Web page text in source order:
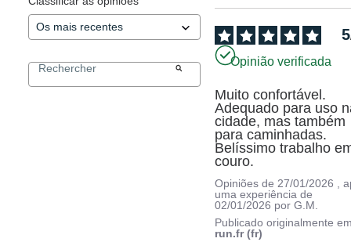
5
Opinião verificada
Muito confortável.
Adequado para uso
cidade, mas também
para caminhadas.
Belíssimo trabalho
couro.
Opiniões de27/01/2026 ,
uma experiência de
02/01/2026 porG.M.
Publicado originalmente
run.fr (fr)